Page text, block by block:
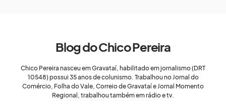
Blog do Chico Pereira
Chico Pereira nasceu em Gravataí, habilitado em jornalismo (DRT
10548) possui 35 anos de colunismo. Trabalhou no Jornal do
Comércio, Folha do Vale, Correio de Gravataí e Jornal Momento
Regional, trabalhou também em rádio e tv.